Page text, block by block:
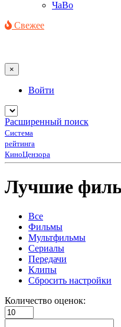
ЧаВо
Свежее
×
Войти
Расширенный поиск
Система
рейтинга
КиноЦензора
Лучшие
Все
Фильмы
Мультфильмы
Сериалы
Передачи
Клипы
Сбросить настройки
Количество оценок: